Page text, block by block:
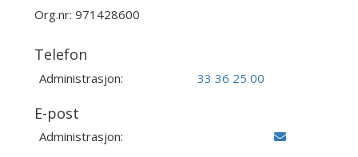
Org.nr: 971428600
Telefon
Administrasjon: 33 36 25 00
E-post
Administrasjon: